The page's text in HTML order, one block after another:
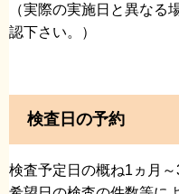
（実際の実施日と異なる
認下さい。）
検査日の予約
検査予定日の概ね1ヵ月